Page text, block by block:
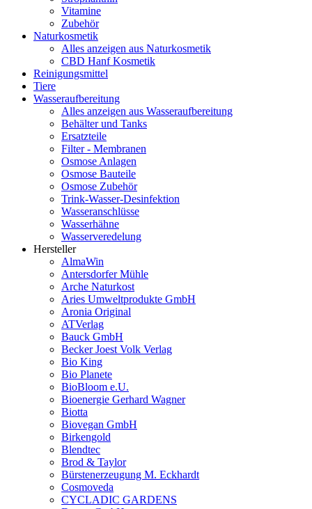
Vitamine
Zubehör
Naturkosmetik
Alles anzeigen aus Naturkosmetik
CBD Hanf Kosmetik
Reinigungsmittel
Tiere
Wasseraufbereitung
Alles anzeigen aus Wasseraufbereitung
Behälter und Tanks
Ersatzteile
Filter - Membranen
Osmose Anlagen
Osmose Bauteile
Osmose Zubehör
Trink-Wasser-Desinfektion
Wasseranschlüsse
Wasserhähne
Wasserveredelung
Hersteller
AlmaWin
Antersdorfer Mühle
Arche Naturkost
Aries Umweltprodukte GmbH
Aronia Original
ATVerlag
Bauck GmbH
Becker Joest Volk Verlag
Bio King
Bio Planete
BioBloom e.U.
Bioenergie Gerhard Wagner
Biotta
Biovegan GmbH
Birkengold
Blendtec
Brod & Taylor
Bürstenerzeugung M. Eckhardt
Cosmoveda
CYCLADIC GARDENS